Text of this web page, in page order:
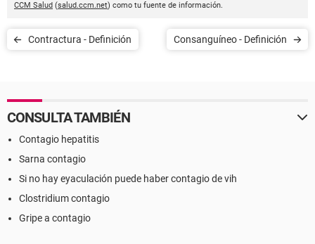
CCM Salud (salud.ccm.net) como tu fuente de información.
Contractura - Definición Consanguíneo - Definición
CONSULTA TAMBIÉN
Contagio hepatitis
Sarna contagio
Si no hay eyaculación puede haber contagio de vih
Clostridium contagio
Gripe a contagio